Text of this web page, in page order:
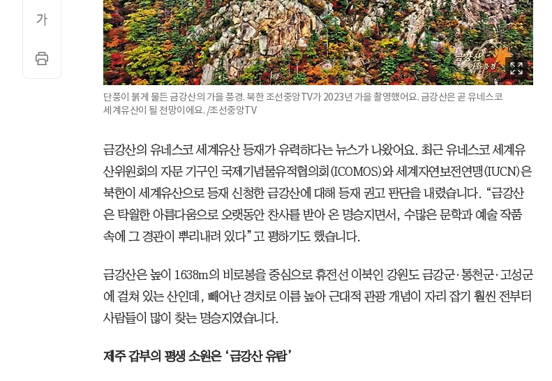
단풍이 붉게 물든 금강산의 가을 풍경. 북한 조선중앙TV가 2023년 가을 촬영했어요. 금강산은 곧 유네스코
세계유산이 될 전망이에요. /조선중앙TV
금강산의 유네스코 세계유산 등재가 유력하다는 뉴스가 나왔어요. 최근 유네스코 세계유
산위원회의 자문 기구인 국제기념물유적협의회(ICOMOS)와 세계자연보전연맹(IUCN)은
북한이 세계유산으로 등재 신청한 금강산에 대해 등재 권고 판단을 내렸습니다. “금강산
은 탁월한 아름다움으로 오랫동안 찬사를 받아 온 명승지면서, 수많은 문학과 예술 작품
속에 그 경관이 뿌리내려 있다”고 평하기도 했습니다.
금강산은 높이 1638m의 비로봉을 중심으로 휴전선 이북인 강원도 금강군·통천군·고성군
에 걸쳐 있는 산인데, 빼어난 경치로 이름 높아 근대적 관광 개념이 자리 잡기 훨씬 전부터
사람들이 많이 찾는 명승지였습니다.
제주 갑부의 평생 소원은 ‘금강산 유람’